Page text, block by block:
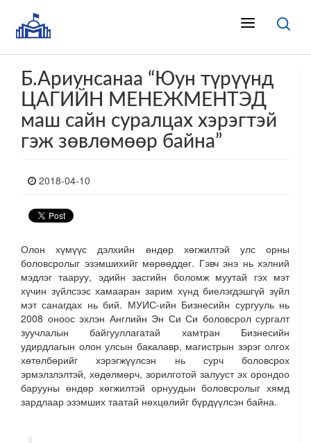
Б.Ариунсанаа “Юун түрүүнд
ЦАГИЙН МЕНЕЖМЕНТЭД
маш сайн суралцах хэрэгтэй
гэж зөвлөмөөр байна”
2018-04-10
Олон хүмүүс дэлхийн өндөр хөгжилтэй улс орны
боловсролыг эзэмшихийг мөрөөддөг. Гэвч энэ нь хэлний
мэдлэг тааруу, эдийн засгийн боломж муутай гэх мэт
хүчин зүйлсээс хамааран зарим хүнд биелэгдэшгүй зүйл
мэт санагдах нь бий. МУИС-ийн Бизнесийн сургууль нь
2008 оноос эхлэн Английн Эн Си Си боловсрол сургалт
зуучлалын байгууллагатай хамтран Бизнесийн
удирдлагын олон улсын бакалавр, магистрын зэрэг олгох
хөтөлбөрийг хэрэгжүүлсэн нь сурч боловсрох
эрмэлзлэлтэй, хөдөлмөрч, зорилготой залууст эх орондоо
барууны өндөр хөгжилтэй орнуудын боловсролыг хямд
зардлаар эзэмших таатай нөхцөлийг бүрдүүлсэн байна.